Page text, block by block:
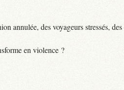
annulée, des voyageurs stressés,
en violence ?